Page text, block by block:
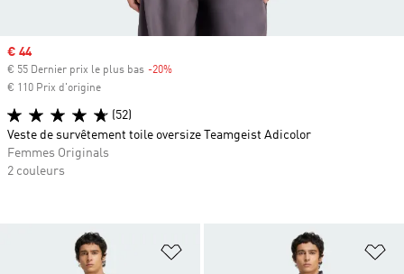
Ajouter à la Liste de produits
Prix soldé
€ 44
€ 55 Dernier prix le plus bas -20%
€ 110 Prix d'origine
(52)
Veste de survêtement toile oversize Teamgeist Adicolor
Femmes Originals
2 couleurs